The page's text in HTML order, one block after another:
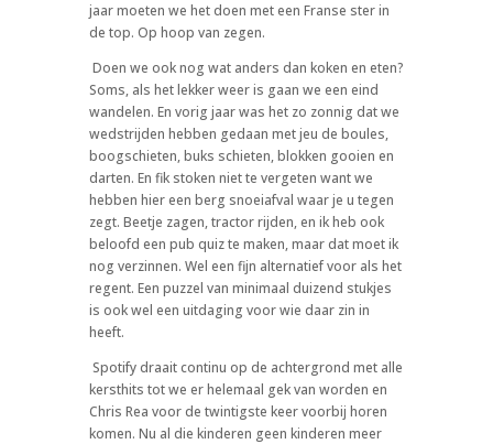
jaar moeten we het doen met een Franse ster in
de top. Op hoop van zegen.
Doen we ook nog wat anders dan koken en eten?
Soms, als het lekker weer is gaan we een eind
wandelen. En vorig jaar was het zo zonnig dat we
wedstrijden hebben gedaan met jeu de boules,
boogschieten, buks schieten, blokken gooien en
darten. En fik stoken niet te vergeten want we
hebben hier een berg snoeiafval waar je u tegen
zegt. Beetje zagen, tractor rijden, en ik heb ook
beloofd een pub quiz te maken, maar dat moet ik
nog verzinnen. Wel een fijn alternatief voor als het
regent. Een puzzel van minimaal duizend stukjes
is ook wel een uitdaging voor wie daar zin in
heeft.
Spotify draait continu op de achtergrond met alle
kersthits tot we er helemaal gek van worden en
Chris Rea voor de twintigste keer voorbij horen
komen. Nu al die kinderen geen kinderen meer